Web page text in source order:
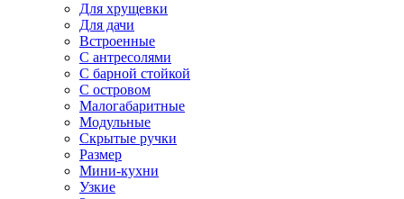
Для хрущевки
Для дачи
Встроенные
С антресолями
С барной стойкой
С островом
Малогабаритные
Модульные
Скрытые ручки
Размер
Мини-кухни
Узкие